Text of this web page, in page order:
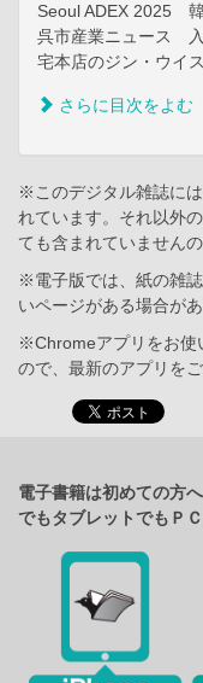
Seoul ADEX 2025
呉市産業ニュース
宅本店のジン・ウイ
さらに目次をよむ
※このデジタル雑誌に
れています。それ以外
ても含まれていません
※電子版では、紙の雑
いページがある場合があ
※Chromeアプリをお使
ので、最新のアプリをご
電子書籍は初めての方
でもタブレットでもＰ